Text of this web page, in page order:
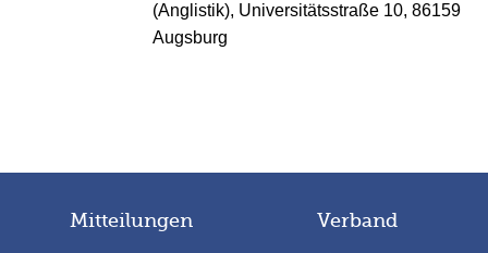
(Anglistik), Universitätsstraße 10, 86159
Augsburg
Mitteilungen Verband